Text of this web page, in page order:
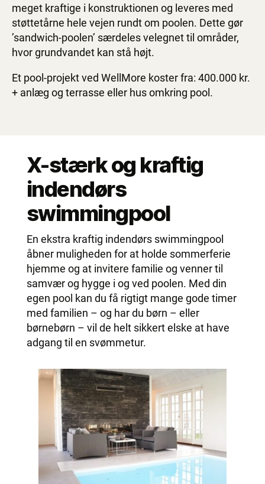
meget kraftige i konstruktionen og leveres med
støttetårne hele vejen rundt om poolen. Dette gør
’sandwich-poolen’ særdeles velegnet til områder,
hvor grundvandet kan stå højt.
Et pool-projekt ved WellMore koster fra: 400.000 kr.
+ anlæg og terrasse eller hus omkring pool.
X-stærk og kraftig
indendørs
swimmingpool
En ekstra kraftig indendørs swimmingpool
åbner muligheden for at holde sommerferie
hjemme og at invitere familie og venner til
samvær og hygge i og ved poolen. Med din
egen pool kan du få rigtigt mange gode timer
med familien – og har du børn – eller
børnebørn – vil de helt sikkert elske at have
adgang til en svømmetur.